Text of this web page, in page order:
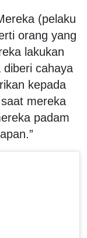
(pelaku
orang yang
lakukan
diberi cahaya
kepada
mereka
padam